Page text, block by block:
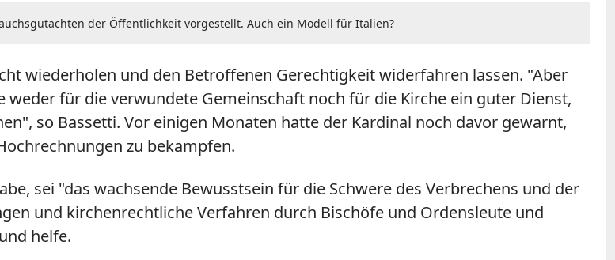
der Öffentlichkeit vorgestellt. Auch ein Modell für Italien?
wiederholen und den Betroffenen Gerechtigkeit widerfahren lassen. "Aber
für die verwundete Gemeinschaft noch für die Kirche ein guter Dienst,
so Bassetti. Vor einigen Monaten hatte der Kardinal noch davor gewarnt,
zu bekämpfen.
sei "das wachsende Bewusstsein für die Schwere des Verbrechens und der
und kirchenrechtliche Verfahren durch Bischöfe und Ordensleute und
helfe.